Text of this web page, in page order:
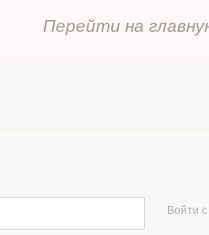
Перейти на
Войти